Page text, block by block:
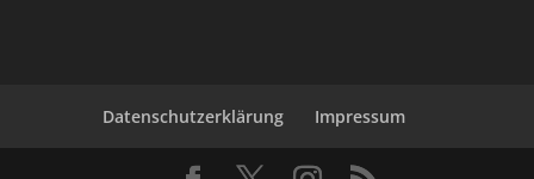
Datenschutzerklärung Impressum